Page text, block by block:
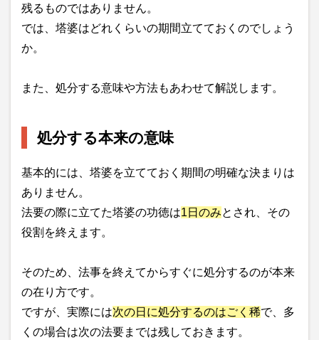
残るものではありません。
では、塔婆はどれくらいの期間立てておくのでしょう
か。
また、処分する意味や方法もあわせて解説します。
処分する本来の意味
基本的には、塔婆を立てておく期間の明確な決まりは
ありません。
法要の際に立てた塔婆の功徳は1日のみとされ、その
役割を終えます。
そのため、法事を終えてからすぐに処分するのが本来
の在り方です。
ですが、実際には次の日に処分するのはごく稀で、多
くの場合は次の法要までは残しておきます。